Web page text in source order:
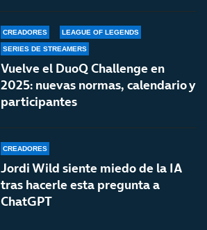
CREADORES LEAGUE OF LEGENDS
SERIES DE STREAMERS
Vuelve el DuoQ Challenge en
2025: nuevas normas, calendario y
participantes
CREADORES
Jordi Wild siente miedo de la IA
tras hacerle esta pregunta a
ChatGPT